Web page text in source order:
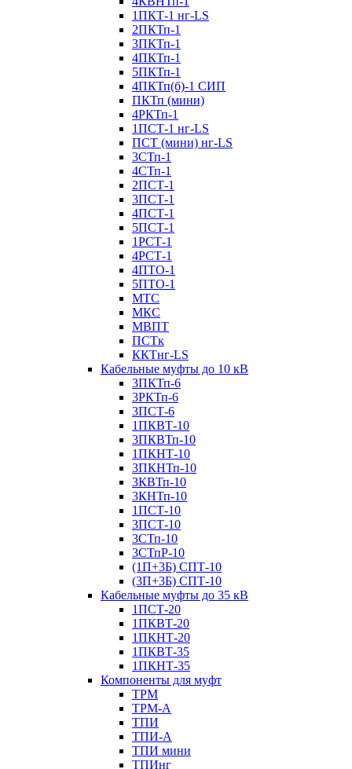
1ПКТ-1 нг-LS
2ПКТп-1
3ПКТп-1
4ПКТп-1
5ПКТп-1
4ПКТп(б)-1 СИП
ПКТп (мини)
4РКТп-1
1ПСТ-1 нг-LS
ПСТ (мини) нг-LS
3СТп-1
4СТп-1
2ПСТ-1
3ПСТ-1
4ПСТ-1
5ПСТ-1
1РСТ-1
4РСТ-1
4ПТО-1
5ПТО-1
МТС
МКС
МВПТ
ПСТк
ККТнг-LS
Кабельные муфты до 10 кВ
3ПКТп-6
3РКТп-6
3ПСТ-6
1ПКВТ-10
3ПКВТп-10
1ПКНТ-10
3ПКНТп-10
3КВТп-10
3КНТп-10
1ПСТ-10
3ПСТ-10
3СТп-10
3СТпР-10
(1П+3Б) СПТ-10
(3П+3Б) СПТ-10
Кабельные муфты до 35 кВ
1ПСТ-20
1ПКВТ-20
1ПКНТ-20
1ПКВТ-35
1ПКНТ-35
Компоненты для муфт
ТРМ
ТРМ-А
ТПИ
ТПИ-А
ТПИ мини
ТПИнг